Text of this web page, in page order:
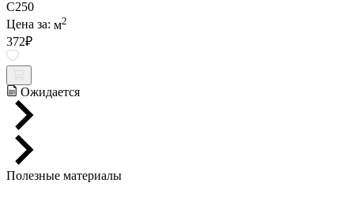
C250
Цена за: м2
372₽
Ожидается
Полезные материалы